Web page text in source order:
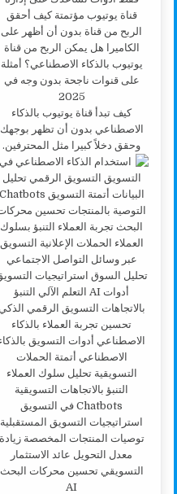
كيف تبدأ قناة يوتيوب بالذكاء
الاصطناعي بدون أن تظهر بوجهك
وحقق دخلاً كبيرا مثل المحترفين.